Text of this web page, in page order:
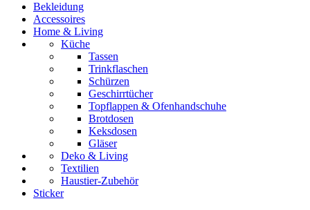
Bekleidung
Accessoires
Home & Living
Küche
Tassen
Trinkflaschen
Schürzen
Geschirrtücher
Topflappen & Ofenhandschuhe
Brotdosen
Keksdosen
Gläser
Deko & Living
Textilien
Haustier-Zubehör
Sticker